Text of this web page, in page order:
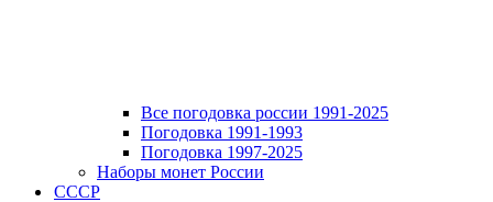
Все погодовка россии 1991-2025
Погодовка 1991-1993
Погодовка 1997-2025
Наборы монет России
СССР